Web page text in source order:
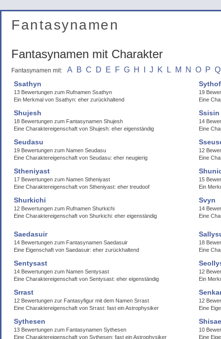
Fantasynamen
Fantasynamen mit Charakter
Fantasynamen mit: A B C D E F G H J K L M N O P Q
Ssathyn
13 Bewertungen zum Rufnamen Ssathyn
Ein Merkmal von Ssathyn: eher zurückhaltend
19
Eine
Shujesh
18 Bewertungen zum Fantasynamen Shujesh
Eine Charaktereigenschaft von Shujesh: eher eigenständig
Ssisin
14
Eine
Seudasu
19 Bewertungen zum Namen Seudasu
Eine Charaktereigenschaft von Seudasu: eher neugierig
12
Eine
Stheniyast
17 Bewertungen zum Namen Stheniyast
Eine Charaktereigenschaft von Stheniyast: eher treudoof
15
Ein
Shurkichi
12 Bewertungen zum Rufnamen Shurkichi
Eine Charaktereigenschaft von Shurkichi: eher eigenständig
Svyn
14
Eine
Saedasuir
14 Bewertungen zum Fantasynamen Saedasuir
Eine Eigenschaft von Saedasuir: eher zurückhaltend
18
Eine
Sentysast
14 Bewertungen zum Namen Sentysast
Eine Charaktereigenschaft von Sentysast: eher eigenständig
12
Ein
Srrast
12 Bewertungen zur Fantasyfigur mit dem Namen Srrast
Eine Charaktereigenschaft von Srrast: fast ein Astrophysiker
12
Eine
Sythesen
13 Bewertungen zum Fantasynamen Sythesen
Eine Charaktereigenschaft von Sythesen: fast ein Astrophysiker
10
Eine